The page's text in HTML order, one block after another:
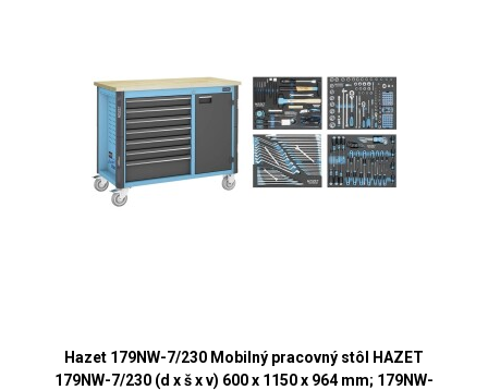
Hazet 179NW-7/230 Mobilný pracovný stôl HAZET
179NW-7/230 (d x š x v) 600 x 1150 x 964 mm; 179NW-